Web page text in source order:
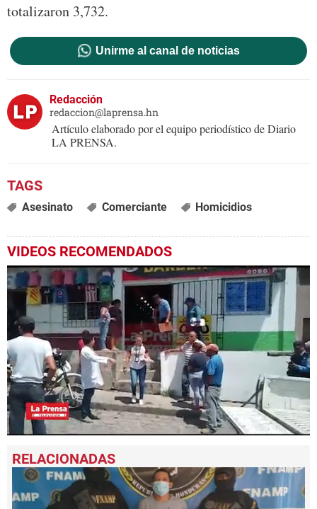
totalizaron 3,732.
Unirme al canal de noticias
Redacción
redaccion@laprensa.hn
Artículo elaborado por el equipo periodístico de Diario
LA PRENSA.
Asesinato Comerciante Homicidios
VIDEOS RECOMENDADOS
seconds
of
seconds